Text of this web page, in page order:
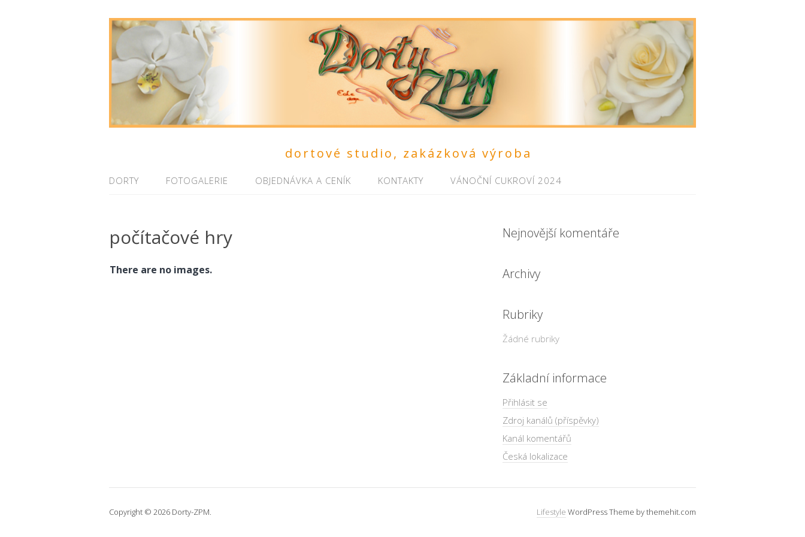
dortové studio, zakázková výroba
DORTY FOTOGALERIE OBJEDNÁVKA A CENÍK KONTAKTY VÁNOČNÍ CUKROVÍ 2024
počítačové hry
There are no images.
Nejnovější komentáře
Archivy
Rubriky
Žádné rubriky
Základní informace
Přihlásit se
Zdroj kanálů (příspěvky)
Kanál komentářů
Česká lokalizace
Copyright © 2026 Dorty-ZPM. Lifestyle WordPress Theme by themehit.com